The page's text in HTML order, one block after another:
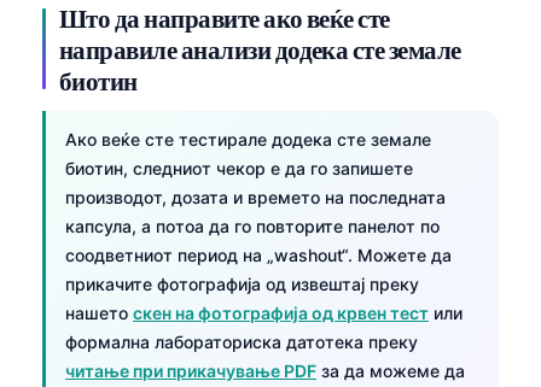
Што да направите ако веќе сте
направиле анализи додека сте земале
биотин
Ако веќе сте тестирале додека сте земале
биотин, следниот чекор е да го запишете
производот, дозата и времето на последната
капсула, а потоа да го повторите панелот по
соодветниот период на „washout“. Можете да
прикачите фотографија од извештај преку
нашето скен на фотографија од крвен тест или
формална лабораториска датотека преку
читање при прикачување PDF за да можеме да
Bahasa Melayu
Tiếng Việt
Tagalog
ไทย
ဗမာစာ
ភាសាខ្មែរ
Kiswahili
አማርኛ
Українська